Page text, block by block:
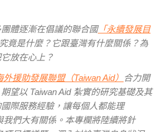
體逐漸在倡議的聯合國「永續發展目
究竟是什麼？它跟臺灣有什麼關係？為
放在心上？
外援助發展聯盟（Taiwan Aid） 合力開
望以 Taiwan Aid 紮實的研究基礎及其
際服務經驗，讓每個人都能理
我們大有關係。本專欄將陸續將針